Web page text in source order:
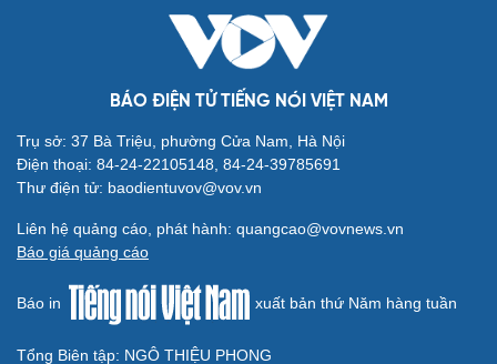
BÁO ĐIỆN TỬ TIẾNG NÓI VIỆT NAM
Trụ sở: 37 Bà Triệu, phường Cửa Nam, Hà Nội
Điện thoại: 84-24-22105148, 84-24-39785691
Thư điện tử: baodientuvov@vov.vn
Liên hệ quảng cáo, phát hành: quangcao@vovnews.vn
Báo giá quảng cáo
Báo in xuất bản thứ Năm hàng tuần
Tổng Biên tập: NGÔ THIỆU PHONG